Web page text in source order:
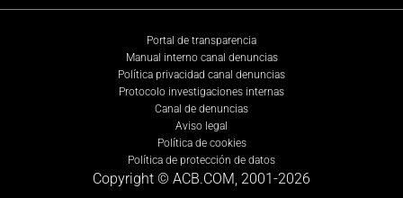
Portal de transparencia
Manual interno canal denuncias
Política privacidad canal denuncias
Protocolo investigaciones internas
Canal de denuncias
Aviso legal
Política de cookies
Política de protección de datos
Copyright © ACB.COM, 2001-2026